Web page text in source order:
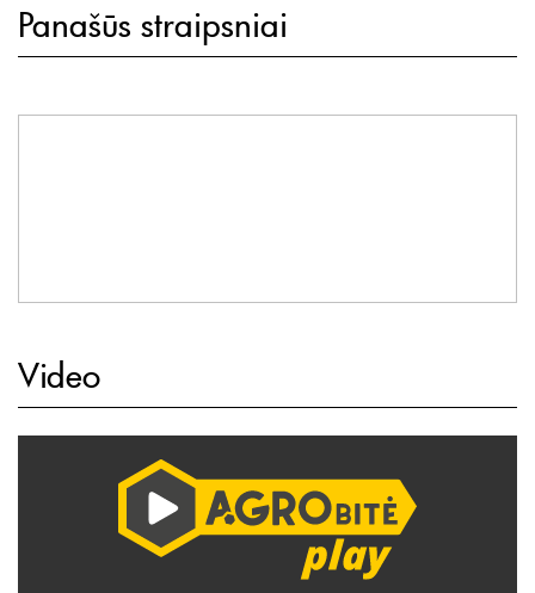
Panašūs straipsniai
Video